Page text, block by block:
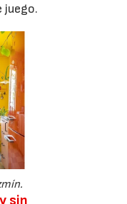
juego.